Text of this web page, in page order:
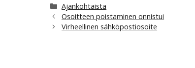
Kategoriat
Ajankohtaista
Osoitteen poistaminen onnistui
Virheellinen sähköpostiosoite